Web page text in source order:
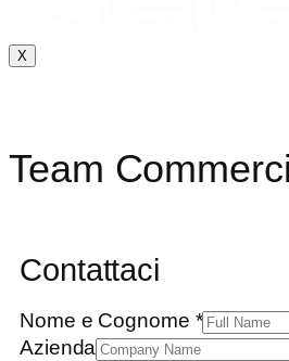
X
Team
Contattaci
Nome e Cognome *
Azienda